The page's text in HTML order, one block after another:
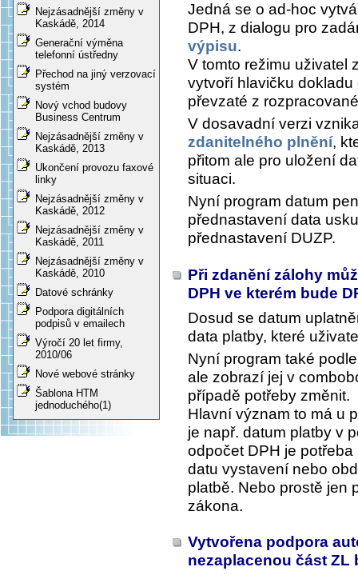
Nejzásadnější změny v
Kaskádě, 2014
Generační výměna
telefonní ústředny
Přechod na jiný verzovací
systém
Nový vchod budovy
Business Centrum
Nejzásadnější změny v
Kaskádě, 2013
Ukončení provozu faxové
linky
Nejzásadnější změny v
Kaskádě, 2012
Nejzásadnější změny v
Kaskádě, 2011
Nejzásadnější změny v
Kaskádě, 2010
Datové schránky
Podpora digitálních
podpisů v emailech
Výročí 20 let firmy,
2010/06
Nové webové stránky
Šablona HTM
jednoduchého(1)
Jedná se o ad-hoc
DPH, z dialogu pro
výpisu.
V tomto režimu uživatel
vytvoří hlavičku
převzaté z
V dosavadní verzi
zdanitelného plnění,
přitom ale pro uložení
situaci.
Nyní program datum
přednastavení data
přednastavení DUZP.
Při zdanění zálohy
DPH ve kterém bude
Dosud se datum
data platby, které
Nyní program také
ale zobrazí jej v
případě potřeby změnit.
Hlavní význam to má u
je např. datum platby v
odpočet DPH je
datu vystavení nebo
platbě. Nebo prostě jen
zákona.
Vytvořena podpora
nezaplacenou část